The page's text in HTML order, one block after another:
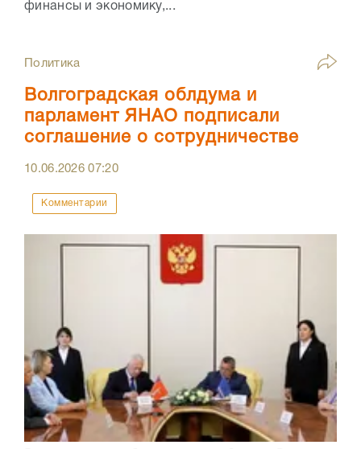
финансы и экономику,...
Политика
Волгоградская облдума и
парламент ЯНАО подписали
соглашение о сотрудничестве
10.06.202607:20
Комментарии